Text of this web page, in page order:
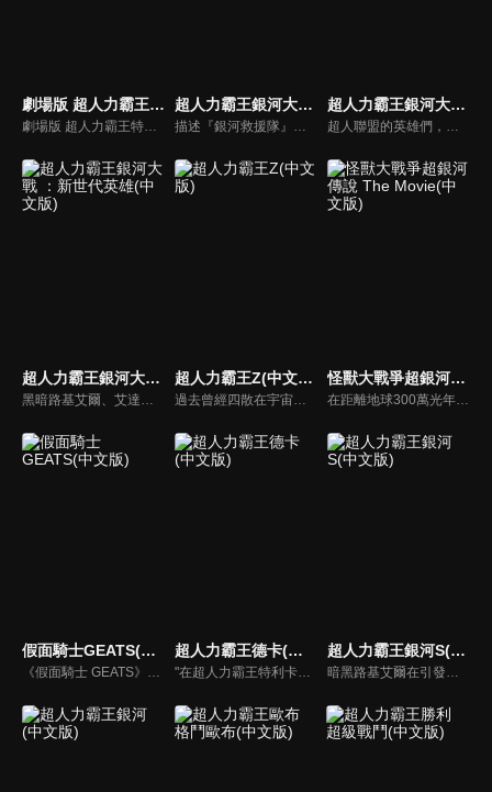
劇場版 超人力霸王特利卡：特別篇Z(中文版)
劇場版 超人力霸王特利卡： Episode Z
超人力霸王銀河大戰 - 巨大陰謀(中文版)
描述『銀河救援隊』的精銳隊員「超人力霸王利布特」過去還是文明觀察員時的故事。利布特和超人力霸王馬克斯一起，在某個行星上察覺到異樣的氣息，然而那是燃燒著復仇的敵人的陷阱。 為了保護利布特，馬克斯陷入危機，與此同時，80和尤莉安、索拉在行星伽農也被魯格賽特襲擊。
超人力霸王銀河大戰：命運的衝突(中文版)
超人聯盟的英雄們，為了營救尤莉安公主，宇宙警備隊和銀河救援隊紛紛開始行動。在此同時，阿布索留特迪亞波羅、阿布索留特泰坦也加入了阿布索留特塔爾塔羅斯的軍隊，加速了王國的侵略。宇宙危機當前，新世代英雄們再度集結！而神秘的戰士，超人力霸王雷古洛思又將會有什麼行動？
超人力霸王銀河大戰 ：新世代英雄(中文版) 超人力霸王Z(中文版)
過去曾經四散在宇宙各處的惡魔碎片，再度讓宇宙陷入混亂。為了奪回和平的生活，超人力霸王們不停地在宇宙中奮戰。挺身面對邪惡的是超人力霸王0和弟子超人力霸王Z！Z獨自追著怪獸，來到了地球－－。當宇宙怪獸侵襲地球的瞬間，也造就了Z和遙輝的命運相會。兩位年輕人的熱血戰鬥故事，在此揭開序幕！
怪獸大戰爭超銀河傳說 The Movie(中文版)
在距離地球300萬光年以外的，是超人力霸王戰士們的故鄉「M78星雲光之國」， 而想要以黑暗覆蓋這閃亮光輝的邪惡戰士-超人力霸王貝利亞卻復活了！隨著超人力霸王戰士一個個倒下！曾經的強敵怪獸們也陸續回歸，全宇宙的危機迫近！滿身創傷的超人力霸王一行人，究竟能不能打倒怪獸軍團，奪回銀河之光呢？
假面騎士GEATS(中文版)
《假面騎士 GEATS》的故事中，為了自神祕的敵人「邪魔徒」手中保護城市和平，主角們將變身為假面騎士，參加名為「願望大賽」擊潰敵人獲得點數，藉由成為競賽的贏家獲取「實現理想世界」的權利。
超人力霸王德卡(中文版)
"在超人力霸王特利卡擊敗闇之巨人十年後，昔日的怪獸災害已消滅，地球似乎恢復了和平。人類的目光進一步轉向宇宙，而怪獸災害的對策規模開始縮小。就在這時，突然飛來的神秘宇宙浮遊物體「索菲亞」開始襲擊地球，人類與宇宙的聯繫被斷絕，成為了「孤島般的星球」…"
超人力霸王銀河S(中文版)
暗黑路基艾爾在引發的暗黑火花戰爭中，用擁有讓所有生物陷入時間停歇的暗黑波動將所有的超人力霸王，怪獸和宇宙人變成人偶，後在突然出現的超人力霸王銀河導致兩敗俱傷，雙方因能力用盡而進入沉睡狀態。人偶變成流星降落到地球上，從外國回來的禮堂光命運般的被選中為超人力霸王銀河的繼承者。